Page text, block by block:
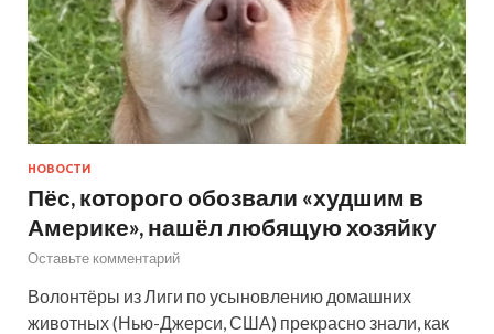
НОВОСТИ
Пёс, которого обозвали «худшим в
Америке», нашёл любящую хозяйку
Оставьте комментарий
Волонтёры из Лиги по усыновлению домашних
животных (Нью-Джерси, США) прекрасно знали, как